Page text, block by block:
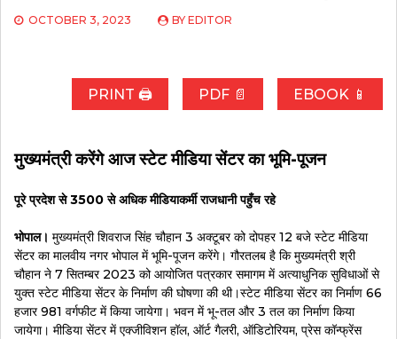
OCTOBER 3, 2023 BY EDITOR
PRINT 🖨 PDF 📄 EBOOK 📱
मुख्यमंत्री करेंगे आज स्टेट मीडिया सेंटर का भूमि-पूजन
पूरे प्रदेश से 3500 से अधिक मीडियाकर्मी राजधानी पहुँच रहे
भोपाल। मुख्यमंत्री शिवराज सिंह चौहान 3 अक्टूबर को दोपहर 12 बजे स्टेट मीडिया
सेंटर का मालवीय नगर भोपाल में भूमि-पूजन करेंगे। गौरतलब है कि मुख्यमंत्री श्री
चौहान ने 7 सितम्बर 2023 को आयोजित पत्रकार समागम में अत्याधुनिक सुविधाओं से
युक्त स्टेट मीडिया सेंटर के निर्माण की घोषणा की थी।स्टेट मीडिया सेंटर का निर्माण 66
हजार 981 वर्गफीट में किया जायेगा। भवन में भू-तल और 3 तल का निर्माण किया
जायेगा। मीडिया सेंटर में एक्जीविशन हॉल, ऑर्ट गैलरी, ऑडिटोरियम, प्रेस कॉन्फ्रेंस